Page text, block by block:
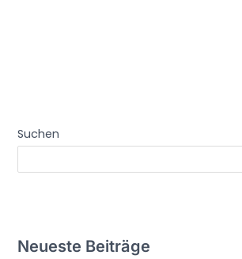
Suchen
Neueste Beiträge